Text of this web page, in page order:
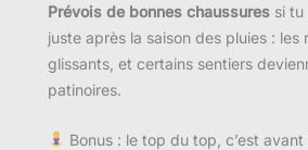
Prévois de bonnes chaussures si
juste après la saison des pluies : les
glissants, et certains sentiers
patinoires.
Bonus : le top du top, c’est avant